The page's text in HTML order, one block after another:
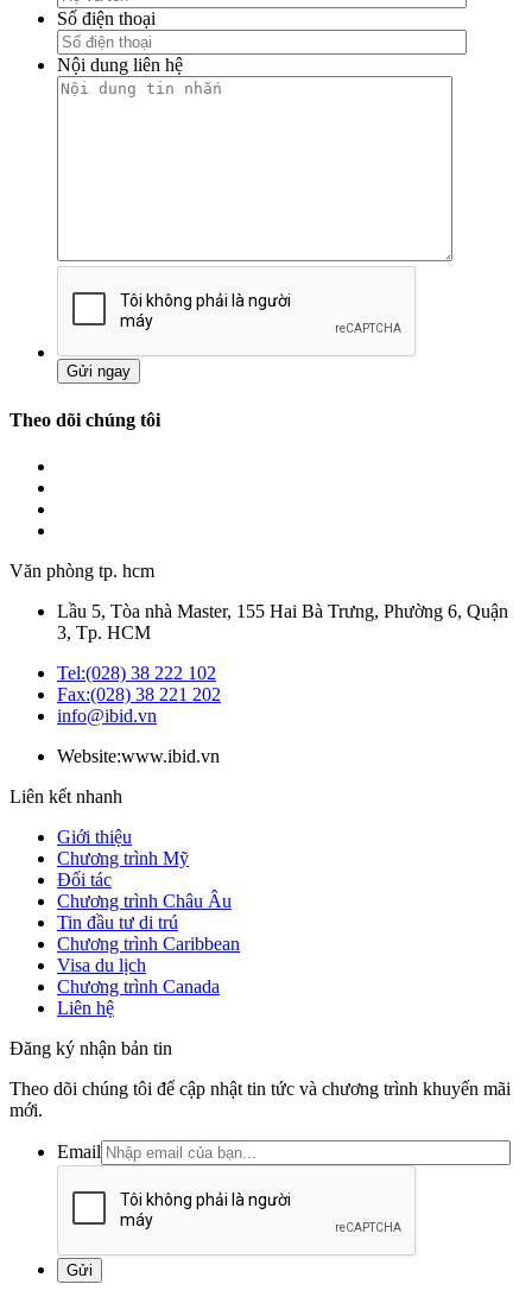
Số điện thoại
Nội dung liên hệ
Theo dõi chúng tôi
Văn phòng tp. hcm
Lầu 5, Tòa nhà Master, 155 Hai Bà Trưng, Phường 6, Quận
3, Tp. HCM
Tel:(028) 38 222 102
Fax:(028) 38 221 202
info@ibid.vn
Website:www.ibid.vn
Liên kết nhanh
Giới thiệu
Chương trình Mỹ
Đối tác
Chương trình Châu Âu
Tin đầu tư di trú
Chương trình Caribbean
Visa du lịch
Chương trình Canada
Liên hệ
Đăng ký nhận bản tin
Theo dõi chúng tôi để cập nhật tin tức và chương trình khuyến mãi
mới.
Email